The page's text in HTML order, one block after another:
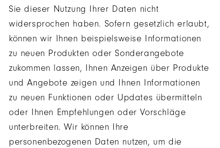
Sie dieser Nutzung Ihrer Daten nicht
widersprochen haben. Sofern gesetzlich erlaubt,
können wir Ihnen beispielsweise Informationen
zu neuen Produkten oder Sonderangebote
zukommen lassen, Ihnen Anzeigen über Produkte
und Angebote zeigen und Ihnen Informationen
zu neuen Funktionen oder Updates übermitteln
oder Ihnen Empfehlungen oder Vorschläge
unterbreiten. Wir können Ihre
personenbezogenen Daten nutzen, um die